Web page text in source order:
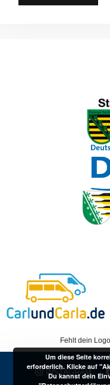
Fehlt dein
INSTAGRAM
Um diese Seite
erforderlich. Klicke auf
Du kannst dein